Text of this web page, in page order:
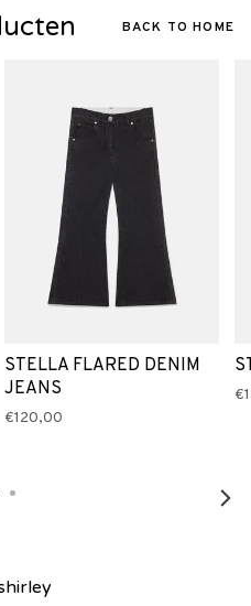
BACK TO HOME
STELLA FLARED DENIM
JEANS
€120,00